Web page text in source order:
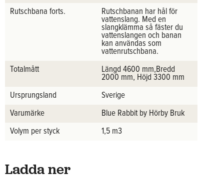
Rutschbana forts.
Rutschbanan har hål för
vattenslang. Med en
slangklämma så fäster du
vattenslangen och banan
kan användas som
vattenrutschbana.
Totalmått
Längd 4600 mm,Bredd
2000 mm, Höjd 3300 mm
Ursprungsland
Sverige
Varumärke
Blue Rabbit by Hörby Bruk
Volym per styck
1,5 m3
Ladda ner